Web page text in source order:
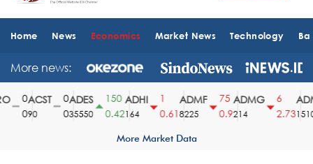
Home News Economics Market News Technology
More news:
ACST
90
ADES
35550
150
0.42
ADHI
164
0.61
ADMF
8225
75
0.9
ADMG
214
2.731510
More Market Data